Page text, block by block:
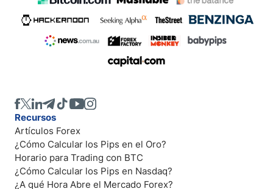
Recursos
Artículos Forex
¿Cómo Calcular los Pips en el Oro?
Horario para Trading con BTC
¿Cómo Calcular los Pips en Nasdaq?
¿A qué Hora Abre el Mercado Forex?